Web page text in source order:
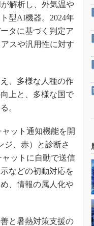
解析し、外気温や
型AI機器。2024年
タに基づく判定ア
スや汎用性に対す
、多様な人種の作
上と、多様な国で
。
ット通知機能を開
ジ、赤）と診断さ
ットに自動で送信
などの初動対応を
、情報の属人化や
と暑熱対策支援の